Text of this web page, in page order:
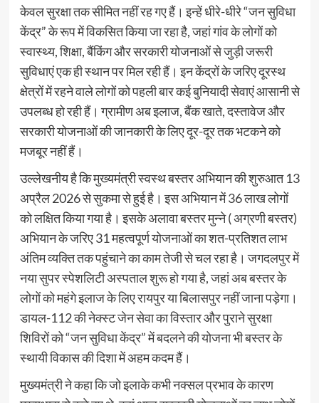
केवल सुरक्षा तक सीमित नहीं रह गए हैं। इन्हें धीरे-धीरे “जन सुविधा
केंद्र” के रूप में विकसित किया जा रहा है, जहां गांव के लोगों को
स्वास्थ्य, शिक्षा, बैंकिंग और सरकारी योजनाओं से जुड़ी जरूरी
सुविधाएं एक ही स्थान पर मिल रही हैं। इन केंद्रों के जरिए दूरस्थ
क्षेत्रों में रहने वाले लोगों को पहली बार कई बुनियादी सेवाएं आसानी से
उपलब्ध हो रही हैं। ग्रामीण अब इलाज, बैंक खाते, दस्तावेज और
सरकारी योजनाओं की जानकारी के लिए दूर-दूर तक भटकने को
मजबूर नहीं हैं।
उल्लेखनीय है कि मुख्यमंत्री स्वस्थ बस्तर अभियान की शुरुआत 13
अप्रैल 2026 से सुकमा से हुई है। इस अभियान में 36 लाख लोगों
को लक्षित किया गया है। इसके अलावा बस्तर मुन्ने ( अग्रणी बस्तर)
अभियान के जरिए 31 महत्वपूर्ण योजनाओं का शत-प्रतिशत लाभ
अंतिम व्यक्ति तक पहुंचाने का काम तेजी से चल रहा है। जगदलपुर में
नया सुपर स्पेशलिटी अस्पताल शुरू हो गया है, जहां अब बस्तर के
लोगों को महंगे इलाज के लिए रायपुर या बिलासपुर नहीं जाना पड़ेगा।
डायल-112 की नेक्स्ट जेन सेवा का विस्तार और पुराने सुरक्षा
शिविरों को “जन सुविधा केंद्र” में बदलने की योजना भी बस्तर के
स्थायी विकास की दिशा में अहम कदम हैं।
मुख्यमंत्री ने कहा कि जो इलाके कभी नक्सल प्रभाव के कारण